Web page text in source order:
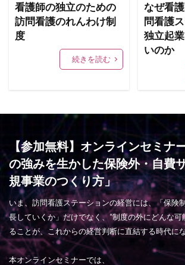
看護師の独立のための
訪問看護のれんわけ制
度
続きを読む
なぜ看
問看護
独立起
いのか
【参加無料】オンラインセミナ
の強みを生かした保険外・自費
規事業のつくり方」
いま、訪問看護ステーションの経営には、「保険
長していくか」だけでなく、“制度の外にどんな可
ることが、これからの経営判断に直結する時代に
本オンラインセミナーでは、